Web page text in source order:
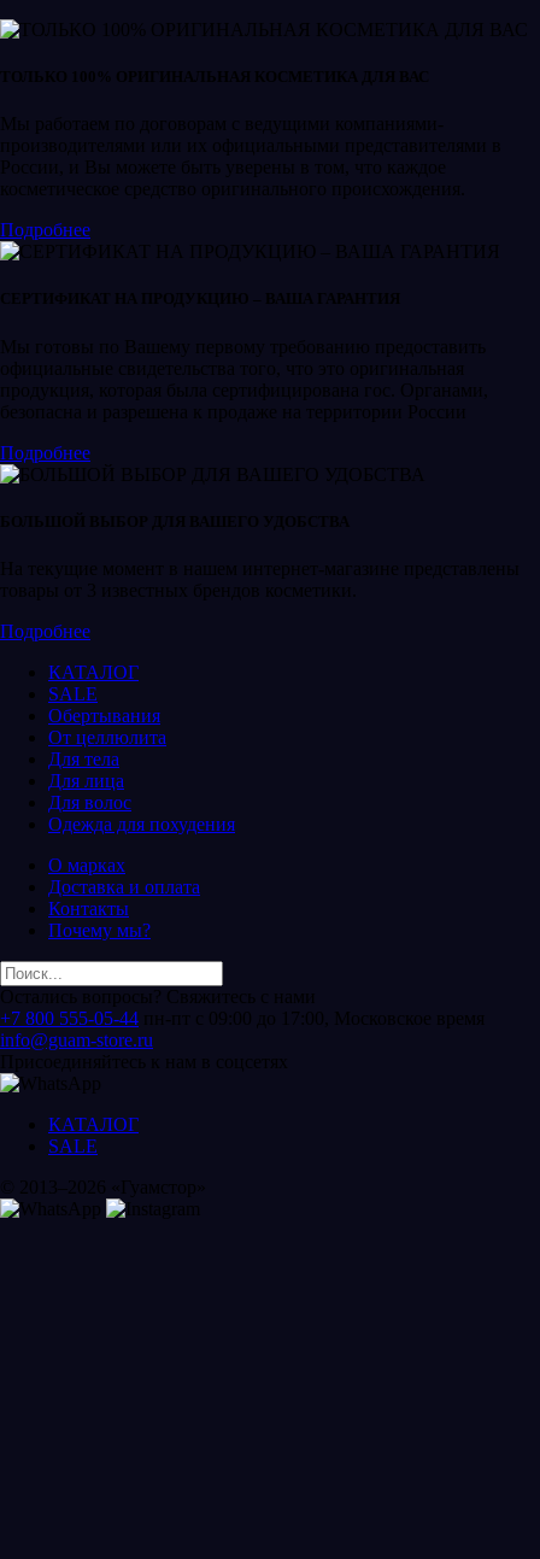
ТОЛЬКО 100% ОРИГИНАЛЬНАЯ КОСМЕТИКА ДЛЯ ВАС
Мы работаем по договорам с ведущими компаниями-
производителями или их официальными представителями в
России, и Вы можете быть уверены в том, что каждое
косметическое средство оригинального происхождения.
Подробнее
СЕРТИФИКАТ НА ПРОДУКЦИЮ – ВАША ГАРАНТИЯ
Мы готовы по Вашему первому требованию предоставить
официальные свидетельства того, что это оригинальная
продукция, которая была сертифицирована гос. Органами,
безопасна и разрешена к продаже на территории России
Подробнее
БОЛЬШОЙ ВЫБОР ДЛЯ ВАШЕГО УДОБСТВА
На текущие момент в нашем интернет-магазине представлены
товары от 3 известных брендов косметики.
Подробнее
КАТАЛОГ
SALE
Обертывания
От целлюлита
Для тела
Для лица
Для волос
Одежда для похудения
О марках
Доставка и оплата
Контакты
Почему мы?
Остались вопросы? Свяжитесь с нами
+7 800 555-05-44 пн-пт с 09:00 до 17:00, Московское время
info@guam-store.ru
Присоединяйтесь к нам в соцсетях
КАТАЛОГ
SALE
© 2013–2026 «Гуамстор»